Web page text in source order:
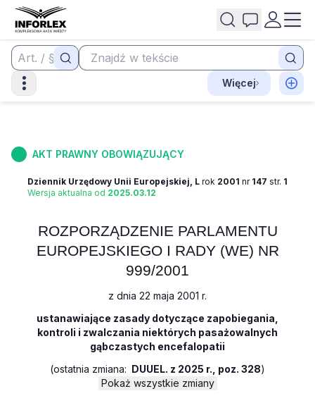
Więcej
AKT PRAWNY OBOWIĄZUJĄCY
Dziennik Urzędowy Unii Europejskiej, L rok 2001 nr 147 str. 1
Wersja aktualna od 2025.03.12
ROZPORZĄDZENIE PARLAMENTU
EUROPEJSKIEGO I RADY (WE) NR
999/2001
z dnia 22 maja 2001 r.
ustanawiające zasady dotyczące zapobiegania,
kontroli i zwalczania niektórych pasażowalnych
gąbczastych encefalopatii
(ostatnia zmiana: DUUEL. z 2025 r., poz. 328)
Pokaż wszystkie zmiany